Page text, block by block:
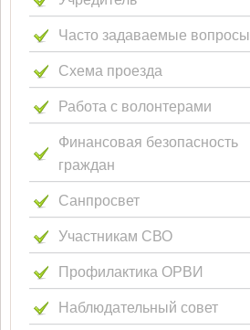
Часто задаваемые вопросы
Схема проезда
Работа с волонтерами
Финансовая безопасность
граждан
Санпросвет
Участникам СВО
Профилактика ОРВИ
Наблюдательный совет